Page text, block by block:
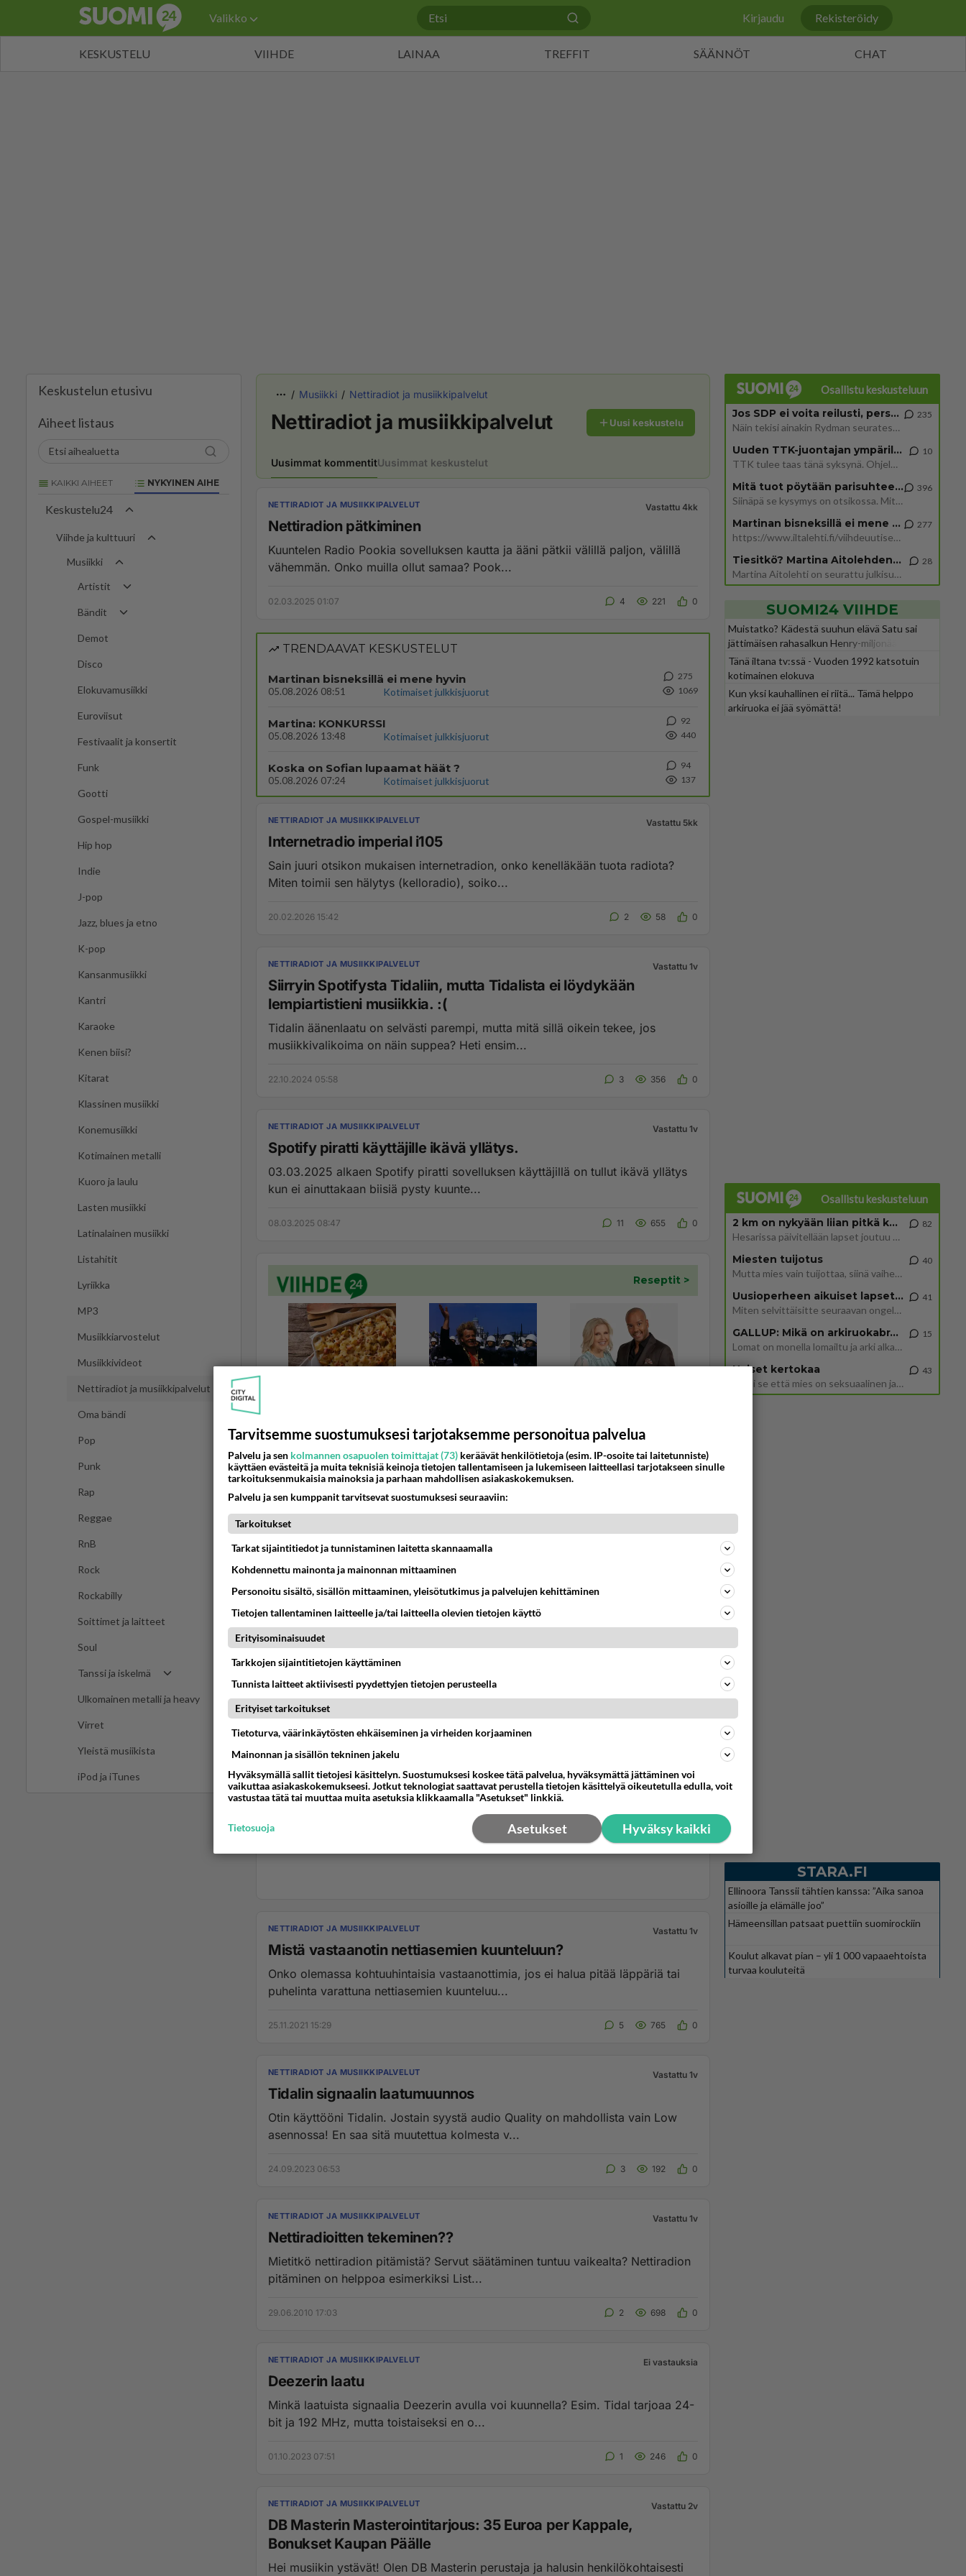
Valikko Kirjaudu Rekisteröidy
KESKUSTELU VIIHDE LAINAA TREFFIT SÄÄNNÖT CHAT
Keskustelun etusivu
Aiheet listaus
KAIKKI AIHEET NYKYINEN AIHE
Keskustelu24
Viihde ja kulttuuri
Musiikki
Artistit
Bändit
Demot
Disco
Elokuvamusiikki
Euroviisut
Festivaalit ja konsertit
Funk
Gootti
Gospel-musiikki
Hip hop
Indie
J-pop
Jazz, blues ja etno
K-pop
Kansanmusiikki
Kantri
Karaoke
Kenen biisi?
Kitarat
Klassinen musiikki
Konemusiikki
Kotimainen metalli
Kuoro ja laulu
Lasten musiikki
Latinalainen musiikki
Listahitit
Lyriikka
MP3
Musiikkiarvostelut
Musiikkivideot
Nettiradiot ja musiikkipalvelut
Oma bändi
Pop
Punk
Rap
Reggae
RnB
Rock
Rockabilly
Soittimet ja laitteet
Soul
Tanssi ja iskelmä
Ulkomainen metalli ja heavy
Virret
Yleistä musiikista
iPod ja iTunes
Musiikki Nettiradiot ja musiikkipalvelut
Nettiradiot ja musiikkipalvelut Uusi keskustelu
Uusimmat kommentitUusimmat keskustelut
NETTIRADIOT JA MUSIIKKIPALVELUT Vastattu 4kk
Nettiradion pätkiminen
Kuuntelen Radio Pookia sovelluksen kautta ja ääni pätkii välillä paljon, välillä
vähemmän. Onko muilla ollut samaa? Pook...
02.03.2025 01:07 4 221 0
TRENDAAVAT KESKUSTELUT
Martinan bisneksillä ei mene hyvin
05.08.2026 08:51 Kotimaiset julkkisjuorut
275
1069
Martina: KONKURSSI
05.08.2026 13:48 Kotimaiset julkkisjuorut
92
440
Koska on Sofian lupaamat häät ?
05.08.2026 07:24 Kotimaiset julkkisjuorut
94
137
NETTIRADIOT JA MUSIIKKIPALVELUT Vastattu 5kk
Internetradio imperial i105
Sain juuri otsikon mukaisen internetradion, onko kenelläkään tuota radiota?
Miten toimii sen hälytys (kelloradio), soiko...
20.02.2026 15:42 2 58 0
NETTIRADIOT JA MUSIIKKIPALVELUT Vastattu 1v
Siirryin Spotifysta Tidaliin, mutta Tidalista ei löydykään
lempiartistieni musiikkia. :(
Tidalin äänenlaatu on selvästi parempi, mutta mitä sillä oikein tekee, jos
musiikkivalikoima on näin suppea? Heti ensim...
22.10.2024 05:58 3 356 0
NETTIRADIOT JA MUSIIKKIPALVELUT Vastattu 1v
Spotify piratti käyttäjille ikävä yllätys.
03.03.2025 alkaen Spotify piratti sovelluksen käyttäjillä on tullut ikävä yllätys
kun ei ainuttakaan biisiä pysty kuunte...
08.03.2025 08:47 11 655 0
NETTIRADIOT JA MUSIIKKIPALVELUT
Satunnaistoisto pois?!?
Lumiani spotifyihin tuli päivityksen myötä satunnaistoisto eli se soittaa
soittolistalla olevia biisejä satunnaisjärjest...
NETTIRADIOT JA MUSIIKKIPALVELUT Vastattu 1v
Mistä vastaanotin nettiasemien kuunteluun?
Onko olemassa kohtuuhintaisia vastaanottimia, jos ei halua pitää läppäriä tai
puhelinta varattuna nettiasemien kuunteluu...
25.11.2021 15:29 5 765 0
NETTIRADIOT JA MUSIIKKIPALVELUT Vastattu 1v
Tidalin signaalin laatumuunnos
Otin käyttööni Tidalin. Jostain syystä audio Quality on mahdollista vain Low
asennossa! En saa sitä muutettua kolmesta v...
24.09.2023 06:53 3 192 0
NETTIRADIOT JA MUSIIKKIPALVELUT Vastattu 1v
Nettiradioitten tekeminen??
Mietitkö nettiradion pitämistä? Servut säätäminen tuntuu vaikealta? Nettiradion
pitäminen on helppoa esimerkiksi List...
29.06.2010 17:03 2 698 0
NETTIRADIOT JA MUSIIKKIPALVELUT Ei vastauksia
Deezerin laatu
Minkä laatuista signaalia Deezerin avulla voi kuunnella? Esim. Tidal tarjoaa 24-
bit ja 192 MHz, mutta toistaiseksi en o...
01.10.2023 07:51 1 246 0
NETTIRADIOT JA MUSIIKKIPALVELUT Vastattu 2v
DB Masterin Masterointitarjous: 35 Euroa per Kappale,
Bonukset Kaupan Päälle
Hei musiikin ystävät! Olen DB Masterin perustaja ja halusin henkilökohtaisesti
Osallistu keskusteluun
Jos SDP ei voita reilusti, persut kumoavat demokratian Suomesta
Näin tekisi ainakin Rydman seuratessaan idolinsa Trumpin mallia https://www.is.fi/politiikka/art-2000012187244.html
235
Uuden TTK-juontajan ympärillä epätietoisuus sakenee - Nyt MTV hämmentää soppaa
TTK tulee taas tänä syksynä. Ohjelman uudet tähtioppilaat julkistetaan torstaina 6. elokuuta klo 14 alkavassa lehdistö
10
Mitä tuot pöytään parisuhteessa?
Siinäpä se kysymys on otsikossa. Mitäpä siis tuot/toisit pöytään parisuhteessa? Oletko mies vai nainen? Koetko sen mitä
396
Martinan bisneksillä ei mene hyvin
https://www.iltalehti.fi/viihdeuutiset/a/c46da6ab-340f-4790-aaa7-0865eed2336 Yrityksen konkurssihakemus on tullut kärä
277
Tiesitkö? Martina Aitolehden isäpuoli on tämä suosittu laulaja
Martina Aitolehti on seurattu julkisuuden henkilö. Lähipiiriin mahtuu muitakin tunnettuja henkilöitä. Tiesitkö, että Ma
28
SUOMI24 VIIHDE
Muistatko? Kädestä suuhun elävä Satu sai
jättimäisen rahasalkun Henry-miljonääriltä
Tänä iltana tv:ssä - Vuoden 1992 katsotuin
kotimainen elokuva
Kun yksi kauhallinen ei riitä... Tämä helppo
arkiruoka ei jää syömättä!
Osallistu keskusteluun
2 km on nykyään liian pitkä koulumatka
Hesarissa päivitellään lapset joutuu nyt kulkemaan 2 km kouluun jösses. Ruostefillarilla tuo matka menee vaikka miten äk
82
Miesten tuijotus
Mutta mies vain tuijottaa, siinä vaiheessa käännän itse pään pois. Mikä juttu? Yleensä jos joku tuijottaa tai katsoo, hä
40
Uusioperheen aikuiset lapset tyhjentää jääkaapin käydessään
Miten selvittäisitte seuraavan ongelman, meillä on uusioperhe, minulla teini-ikäiset lapset ja puolisolla aikuiset, jotk
41
GALLUP: Mikä on arkiruokabravuurisi?
Lomat on monella lomailtu ja arki alkaa. Se voi tarkoittaa myös sitä, että grillailut on grillattu ja palataan arjen ruo
15
Naiset kertokaa
Miksi se että mies on seksuaalinen ja haluaa seksiä ja te olette hänen mielestänne haluttava on vastenmielistä? Mikä sii
43
STARA.FI
Ellinoora Tanssii tähtien kanssa: ”Aika sanoa
asioille ja elämälle joo”
Hämeensillan patsaat puettiin suomirockiin
Koulut alkavat pian – yli 1 000 vapaaehtoista
turvaa kouluteitä
Tarvitsemme suostumuksesi tarjotaksemme personoitua palvelua
Palvelu ja sen kolmannen osapuolen toimittajat (73) keräävät henkilötietoja (esim. IP-osoite tai laitetunniste)
käyttäen evästeitä ja muita teknisiä keinoja tietojen tallentamiseen ja lukemiseen laitteellasi tarjotakseen sinulle
tarkoituksenmukaisia mainoksia ja parhaan mahdollisen asiakaskokemuksen.
Palvelu ja sen kumppanit tarvitsevat suostumuksesi seuraaviin:
Tarkoitukset
Tarkat sijaintitiedot ja tunnistaminen laitetta skannaamalla
Kohdennettu mainonta ja mainonnan mittaaminen
Personoitu sisältö, sisällön mittaaminen, yleisötutkimus ja palvelujen kehittäminen
Tietojen tallentaminen laitteelle ja/tai laitteella olevien tietojen käyttö
Erityisominaisuudet
Tarkkojen sijaintitietojen käyttäminen
Tunnista laitteet aktiivisesti pyydettyjen tietojen perusteella
Erityiset tarkoitukset
Tietoturva, väärinkäytösten ehkäiseminen ja virheiden korjaaminen
Mainonnan ja sisällön tekninen jakelu
Hyväksymällä sallit tietojesi käsittelyn. Suostumuksesi koskee tätä palvelua, hyväksymättä jättäminen voi
vaikuttaa asiakaskokemukseesi. Jotkut teknologiat saattavat perustella tietojen käsittelyä oikeutetulla edulla, voit
vastustaa tätä tai muuttaa muita asetuksia klikkaamalla "Asetukset" linkkiä.
Hyväksy kaikki
Asetukset
Tietosuoja